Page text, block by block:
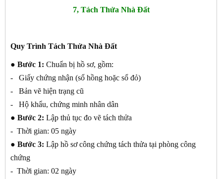
7, Tách Thửa Nhà Đất
Quy Trình Tách Thửa Nhà Đất
● Bước 1: Chuẩn bị hồ sơ, gồm:
- Giấy chứng nhận (sổ hồng hoặc sổ đỏ)
- Bản vẽ hiện trạng cũ
- Hộ khẩu, chứng minh nhân dân
● Bước 2: Lập thủ tục đo vẽ tách thửa
- Thời gian: 05 ngày
● Bước 3: Lập hồ sơ công chứng tách thửa tại phòng công
chứng
- Thời gian: 02 ngày